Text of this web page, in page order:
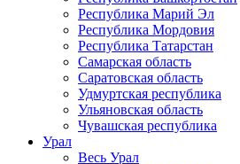
Республика Марий Эл
Республика Мордовия
Республика Татарстан
Самарская область
Саратовская область
Удмуртская республика
Ульяновская область
Чувашская республика
Урал
Весь Урал